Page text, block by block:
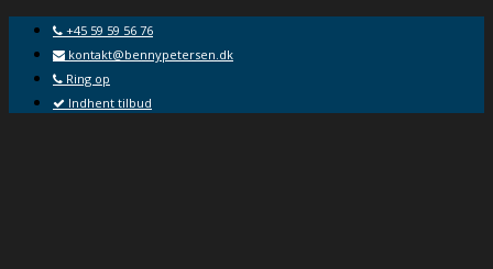
+45 59 59 56 76
kontakt@bennypetersen.dk
Ring op
Indhent tilbud